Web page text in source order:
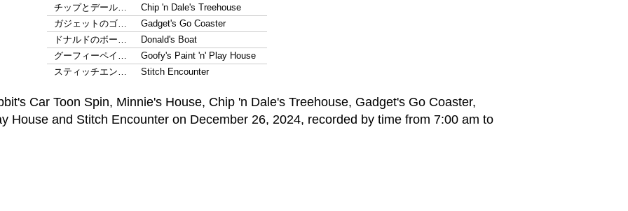
チップとデール…
Chip 'n Dale's Treehouse
ガジェットのゴ…
Gadget's Go Coaster
ドナルドのボー…
Donald's Boat
グーフィーペイ…
Goofy's Paint 'n' Play House
スティッチエン…
Stitch Encounter